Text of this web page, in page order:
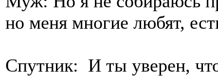
но меня многие любят,
Спутник: И ты уверен,